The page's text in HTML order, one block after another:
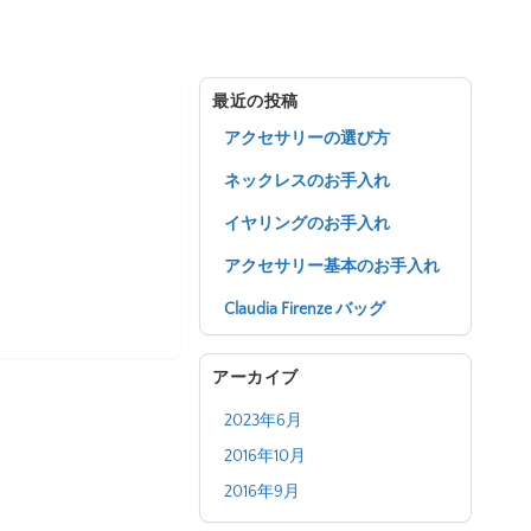
最近の投稿
アクセサリーの選び方
ネックレスのお手入れ
イヤリングのお手入れ
アクセサリー基本のお手入れ
Claudia Firenze バッグ
アーカイブ
2023年6月
2016年10月
2016年9月